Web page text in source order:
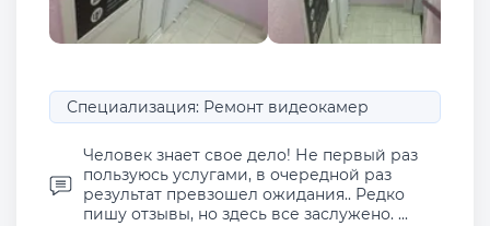
Специализация: Ремонт видеокамер
Человек знает свое дело! Не первый раз
пользуюсь услугами, в очередной раз
результат превзошел ожидания.. Редко
пишу отзывы, но здесь все заслужено. ...